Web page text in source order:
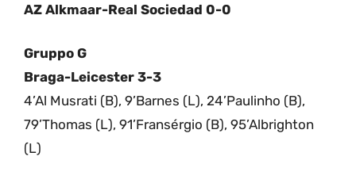
AZ Alkmaar-Real Sociedad 0-0
Gruppo G
Braga-Leicester 3-3
4’Al Musrati (B), 9’Barnes (L), 24’Paulinho (B),
79’Thomas (L), 91’Fransérgio (B), 95’Albrighton
(L)